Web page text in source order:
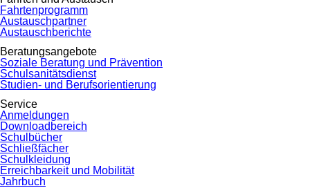
Fahrtenprogramm
Austauschpartner
Austauschberichte
Beratungsangebote
Soziale Beratung und Prävention
Schulsanitätsdienst
Studien- und Berufsorientierung
Service
Anmeldungen
Downloadbereich
Schulbücher
Schließfächer
Schulkleidung
Erreichbarkeit und Mobilität
Jahrbuch